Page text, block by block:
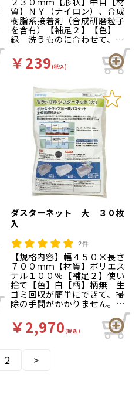
質】ＮＹ（ナイロン）、合成
樹脂系接着剤（合成研磨粒子
を含有）【補足２】【色】
緑 洗うものに合わせて、折
す。汚れ落としからサビ落と
しまで使えるシートタイプの
￥239(税込)
ダスターネット 大 ３０枚
入
2件
【規格内容】幅４５０×長さ
７００ｍｍ【材質】ポリエス
テル１００％【補足２】使い
捨て【色】白【柄】柄無 生
ゴミ回収が簡単にできて、掃
除の手間がかかりません。細
かな網目で小さなゴミもキャ
ッチ！伸縮自在の為、いろい
ろな型のバスケットにご使用
いただけます（横は最大１５
で伸びます）。
￥2,970(税込)
2 >